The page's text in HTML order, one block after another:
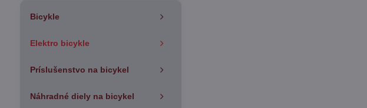
fulltextom
Bicykle
Elektro bicykle
Príslušenstvo na bicykel
Náhradné diely na bicykel